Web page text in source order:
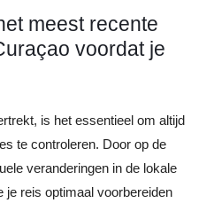
meest recente
voordat je
is het essentieel om altijd
te controleren. Door op de
veranderingen in de lokale
je reis optimaal voorbereiden